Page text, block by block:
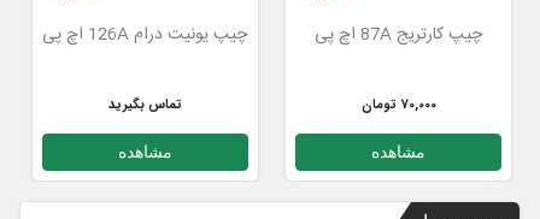
چیپ کارتریج 87A اچ پی
70,000 تومان
مشاهده
چیپ یونیت درام 126A اچ پی
تماس بگیرید
مشاهده